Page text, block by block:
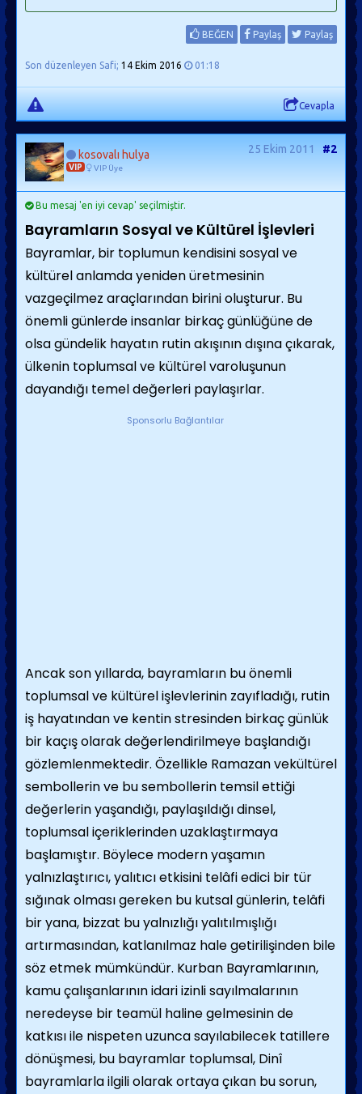
BEĞEN Paylaş Paylaş
Son düzenleyen Safi; 14 Ekim 2016 01:18
Cevapla
kosovalı hulya
VIP VIP Üye
25 Ekim 2011 #2
Bu mesaj 'en iyi cevap' seçilmiştir.
Bayramların Sosyal ve Kültürel İşlevleri
Bayramlar, bir toplumun kendisini sosyalve
kültürel anlamda yeniden üretmesinin
vazgeçilmez araçlarından birini oluşturur. Bu
önemli günlerde insanlar birkaç günlüğüne de
olsa gündelik hayatın rutin akışının dışına çıkarak,
ülkenin toplumsal ve kültürel varoluşunun
dayandığı temel değerleri paylaşırlar.
Sponsorlu Bağlantılar
Ancak son yıllarda, bayramların bu önemli
toplumsal ve kültürel işlevlerinin zayıfladığı, rutin
iş hayatından ve kentin stresinden birkaç günlük
bir kaçış olarak değerlendirilmeye başlandığı
gözlemlenmektedir. Özellikle Ramazan vekültürel
sembollerin ve bu sembollerin temsil ettiği
değerlerin yaşandığı, paylaşıldığı dinsel,
toplumsal içeriklerinden uzaklaştırmaya
başlamıştır. Böylece modern yaşamın
yalnızlaştırıcı, yalıtıcı etkisini telâfi edici bir tür
sığınak olması gereken bu kutsal günlerin, telâfi
bir yana, bizzat bu yalnızlığı yalıtılmışlığı
artırmasından, katlanılmaz hale getirilişinden bile
söz etmek mümkündür. Kurban Bayramlarının,
kamu çalışanlarının idari izinli sayılmalarının
neredeyse bir teamül haline gelmesinin de
katkısı ile nispeten uzunca sayılabilecek tatillere
dönüşmesi, bu bayramlar toplumsal, Dinî
bayramlarla ilgili olarak ortaya çıkan bu sorun,